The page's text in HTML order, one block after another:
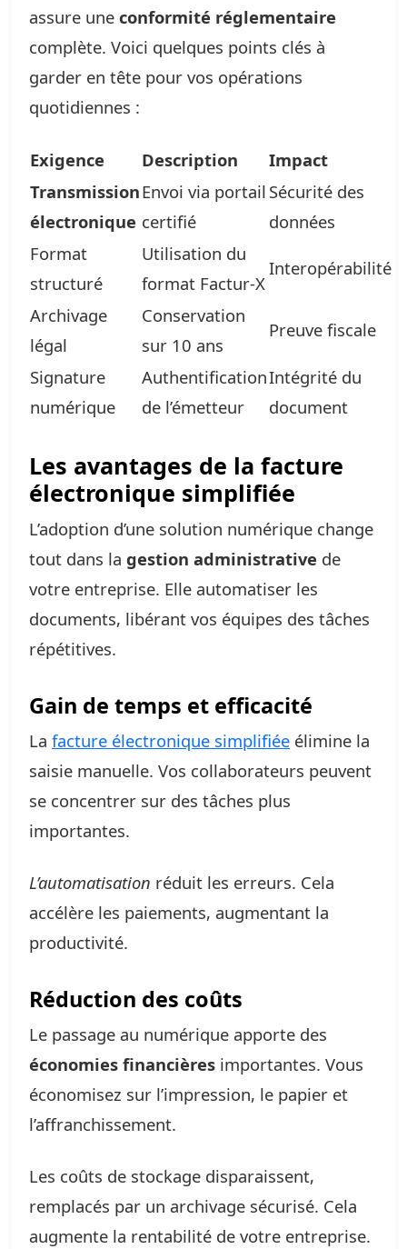
assure une conformité réglementaire
complète. Voici quelques points clés à
garder en tête pour vos opérations
quotidiennes :
Exigence Description
Impact
Transmission
électronique
Envoi via portail
certifié
Sécurité des
données
Format
structuré
Utilisation du
format Factur-X
Interopérabilité
Archivage
légal
Conservation
sur 10 ans
Preuve fiscale
Signature
numérique
Authentification
de l’émetteur
Intégrité du
document
Les avantages de la facture
électronique simplifiée
L’adoption d’une solution numérique change
tout dans la gestion administrative de
votre entreprise. Elle automatiser les
documents, libérant vos équipes des tâches
répétitives.
Gain de temps et efficacité
La facture électronique simplifiée élimine la
saisie manuelle. Vos collaborateurs peuvent
se concentrer sur des tâches plus
importantes.
L’automatisation réduit les erreurs. Cela
accélère les paiements, augmentant la
productivité.
Réduction des coûts
Le passage au numérique apporte des
économies financières importantes. Vous
économisez sur l’impression, le papier et
l’affranchissement.
Les coûts de stockage disparaissent,
remplacés par un archivage sécurisé. Cela
augmente la rentabilité de votre entreprise.